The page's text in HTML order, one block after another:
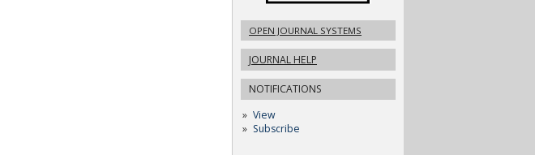
OPEN JOURNAL SYSTEMS
JOURNAL HELP
NOTIFICATIONS
View
Subscribe